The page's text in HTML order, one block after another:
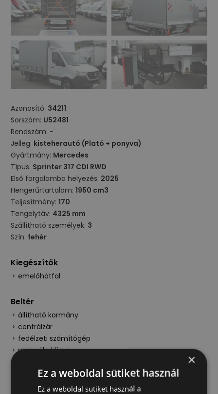
Azonosító: 34211
Sorszám: U52481
Rendszám: -
Jelleg: kisteherautó (Plató + ponyva)
Gyártmány: Mercedes
Típus: Sprinter 317 CDI RWD
Első forgalomba helyezés: 2025
Hengerűrtartalom:1950 cm3
Teljesítmény:170
Tengelytáv: 4325 mm
Szállítható személyek: 3
Szín: fehér
Kiegészítők
emelőhátfal
Beltér
állítható kormány
centrálzár
fedélzeti számítógép
manuális klíma
vezetőoldali légzsák
vezetőülés állítható magasságú
×
Ez a weboldal sütiket használ
Ez a weboldal sütiket használ a